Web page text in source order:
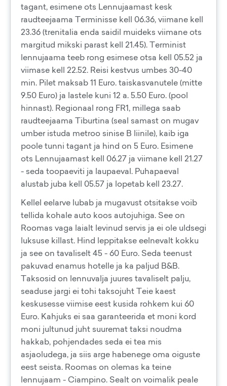
tagant, esimene ots Lennujaamast kesk
raudteejaama Terminisse kell 06.36, viimane kell
23.36 (trenitalia enda saidil muideks viimane ots
margitud mikski parast kell 21.45). Terminist
lennujaama teeb rong esimese otsa kell 05.52 ja
viimase kell 22.52. Reisi kestvus umbes 30-40
min. Pilet maksab 11 Euro. taiskasvanutele (mitte
9.50 Euro) ja lastele kuni 12 a. 5.50 Euro. (pool
hinnast). Regionaal rong FR1, millega saab
raudteejaama Tiburtina (seal samast on mugav
umber istuda metroo sinise B liinile), kaib iga
poole tunni tagant ja hind on 5 Euro. Esimene
ots Lennujaamast kell 06.27 ja viimane kell 21.27
- seda toopaeviti ja laupaeval. Puhapaeval
alustab juba kell 05.57 ja lopetab kell 23.27.
Kellel eelarve lubab ja mugavust otsitakse voib
tellida kohale auto koos autojuhiga. See on
Roomas vaga laialt levinud servis ja ei ole uldsegi
luksuse killast. Hind leppitakse eelnevalt kokku
ja see on tavaliselt 45 - 60 Euro. Seda teenust
pakuvad enamus hotelle ja ka paljud B&B.
Taksosid on lennuvalja juures tavaliselt palju,
seaduse jargi ei tohi taksojuht Teie kaest
keskusesse viimise eest kusida rohkem kui 60
Euro. Kahjuks ei saa garanteerida et moni kord
moni jultunud juht suuremat taksi noudma
hakkab, pohjendades seda ei tea mis
asjaoludega, ja siis arge habenege oma oiguste
eest seista. Roomas on olemas ka teine
lennujaam - Ciampino. Sealt on voimalik peale